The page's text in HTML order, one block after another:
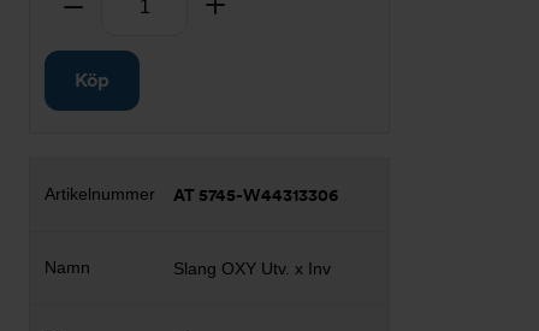
Ta bort
Köp
AT 5745-W44313306
Slang OXY Utv. x Inv